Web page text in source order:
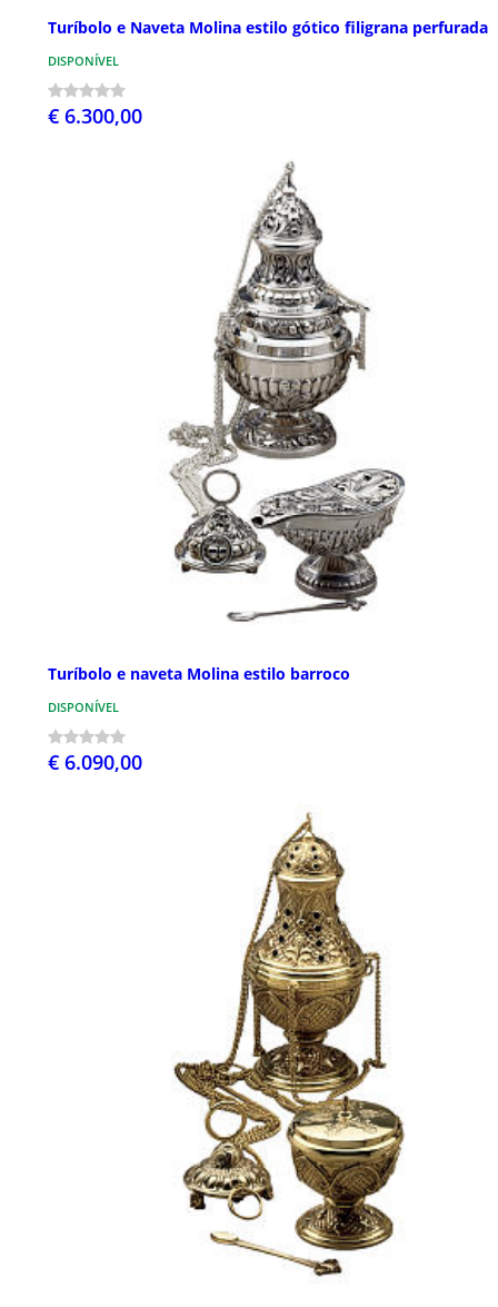
Turíbolo e Naveta Molina estilo gótico filigrana perfurada
DISPONÍVEL
€ 6.300,00
Turíbolo e naveta Molina estilo barroco
DISPONÍVEL
€ 6.090,00